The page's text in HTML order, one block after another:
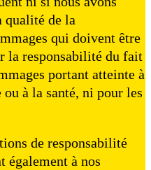
qualité de la
qui doivent être
la responsabilité du fait
portant atteinte à
à la santé, ni pour les
de responsabilité
également à nos